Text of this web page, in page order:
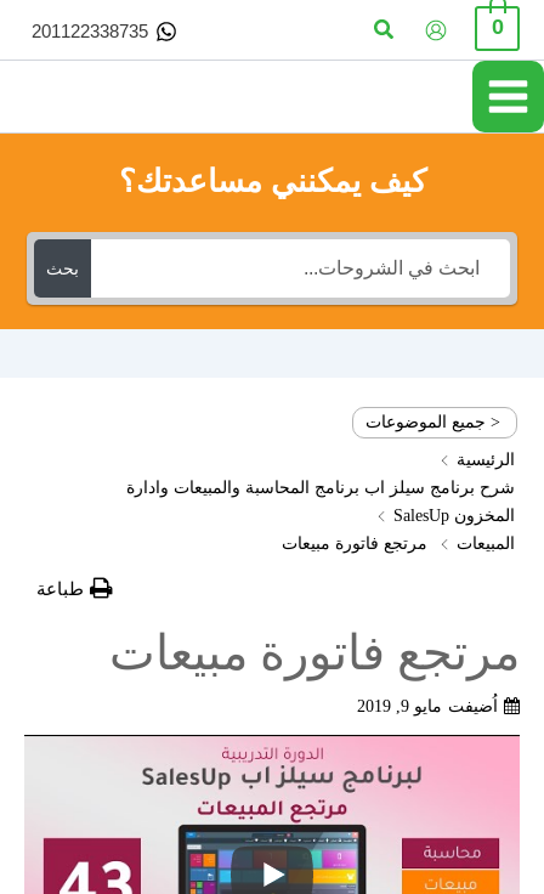
0 البحث 201122338735
كيف يمكنني مساعدتك؟
بحث
< جميع الموضوعات
الرئيسية
شرح برنامج سيلز اب برنامج المحاسبة والمبيعات وادارة
المخزون SalesUp
المبيعات
مرتجع فاتورة مبيعات
طباعة
مرتجع فاتورة مبيعات
اُضيفت مايو 9, 2019